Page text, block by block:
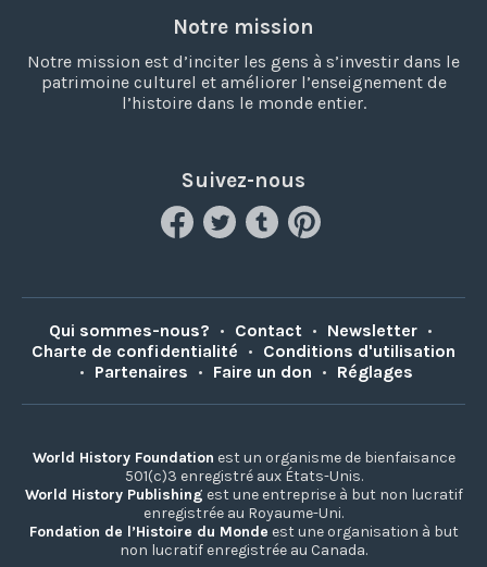
Notre mission
Notre mission est d’inciter les gens à s’investir dans le
patrimoine culturel et améliorer l’enseignement de
l’histoire dans le monde entier.
Suivez-nous
Qui sommes-nous? • Contact • Newsletter •
Charte de confidentialité • Conditions d'utilisation
• Partenaires • Faire un don • Réglages
World History Foundation est un organisme de bienfaisance
501(c)3 enregistré aux États-Unis.
World History Publishing est une entreprise à but non lucratif
enregistrée au Royaume-Uni.
Fondation de l’Histoire du Monde est une organisation à but
non lucratif enregistrée au Canada.